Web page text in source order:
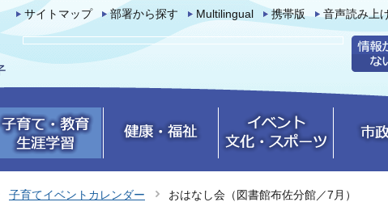
サイトマップ 部署から探す Multilingual 携帯版 音声読み上
子育てイベントカレンダー おはなし会（図書館布佐分館／7月）